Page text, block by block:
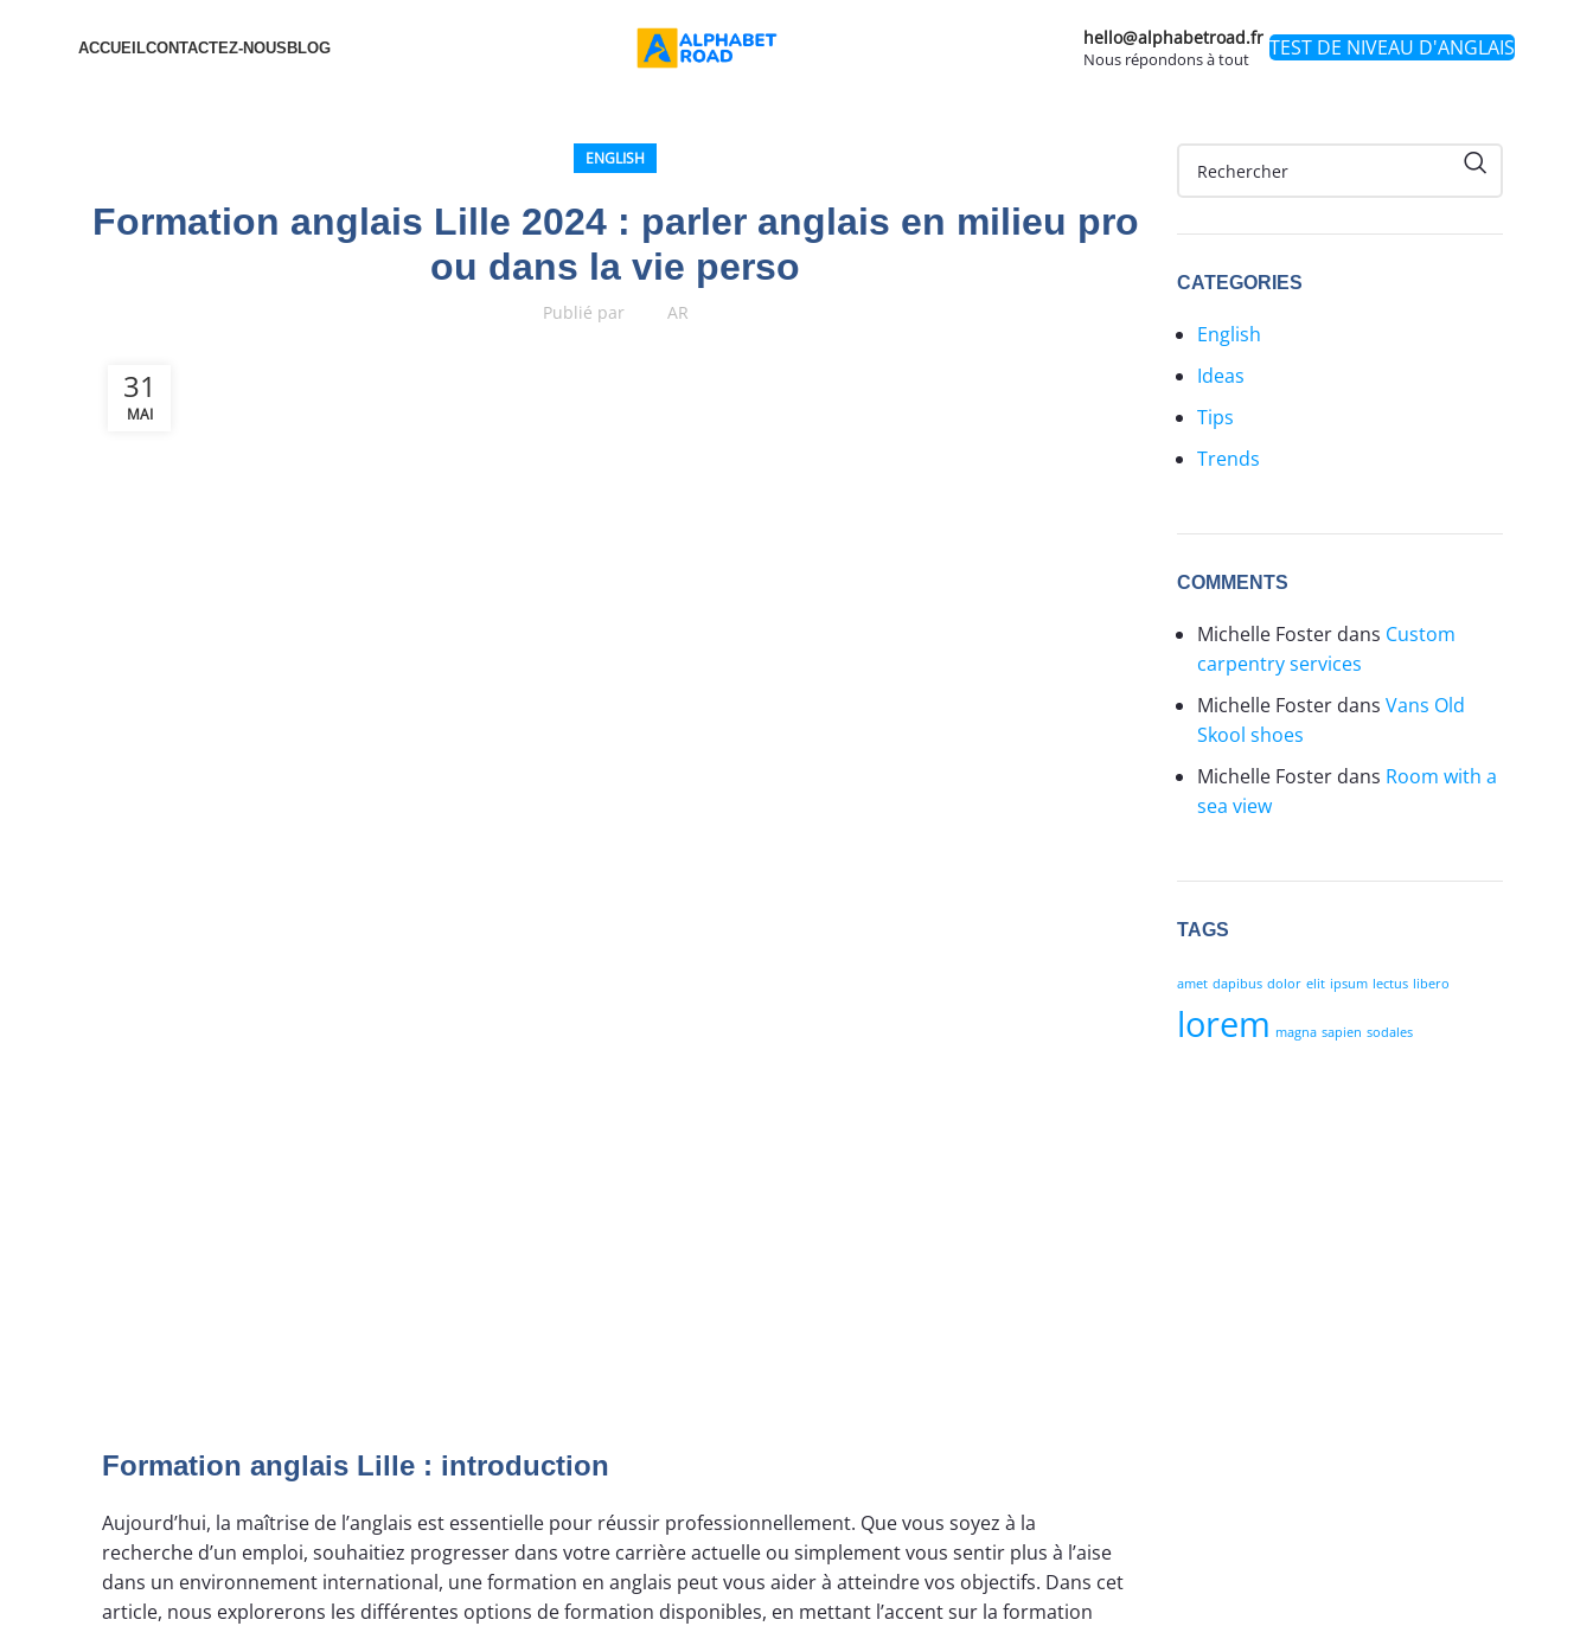
ACCUEILCONTACTEZ-NOUS BLOG hello@alphabetroad.fr
Nous répondons à tout TEST DE NIVEAU D'ANGLAIS
ENGLISH
Formation anglais Lille 2024 : parler anglais en milieu pro
ou dans la vie perso
Publié par AR
31
MAI
Formation anglais Lille : introduction
Aujourd’hui, la maîtrise de l’anglais est essentielle pour réussir professionnellement. Que vous soyez à la
recherche d’un emploi, souhaitiez progresser dans votre carrière actuelle ou simplement vous sentir plus à l’aise
dans un environnement international, une formation en anglais peut vous aider à atteindre vos objectifs. Dans cet
article, nous explorerons les différentes options de formation disponibles, en mettant l’accent sur la formation
CATEGORIES
English
Ideas
Tips
Trends
COMMENTS
Michelle Fosterdans Custom
carpentry services
Michelle Fosterdans Vans Old
Skool shoes
Michelle Fosterdans Room with a
sea view
TAGS
amet dapibus dolor elit ipsum lectus libero
lorem magna sapien sodales